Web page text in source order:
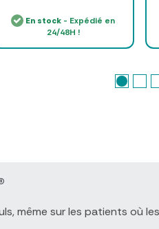
En stock - Expédié en
24/48H !
même sur les patients où